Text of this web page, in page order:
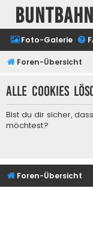
Foto-Galerie
Foren-Übersicht
Alle Cookies
Bist du dir sicher,
möchtest?
Foren-Übersicht